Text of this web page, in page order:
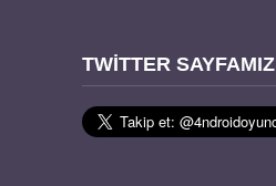
TWITTER SAYFAMIZ